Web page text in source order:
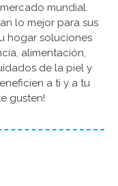
mundial.
lo mejor para sus
hogar soluciones
alimentación,
de la piel y
a ti y a tu
gusten!